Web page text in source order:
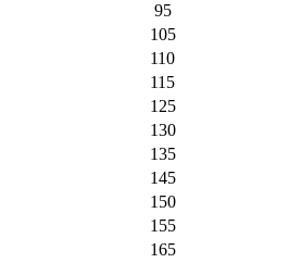
95
105
110
115
125
130
135
145
150
155
165